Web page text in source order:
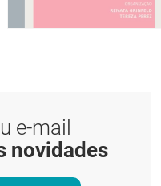
e-mail
novidades